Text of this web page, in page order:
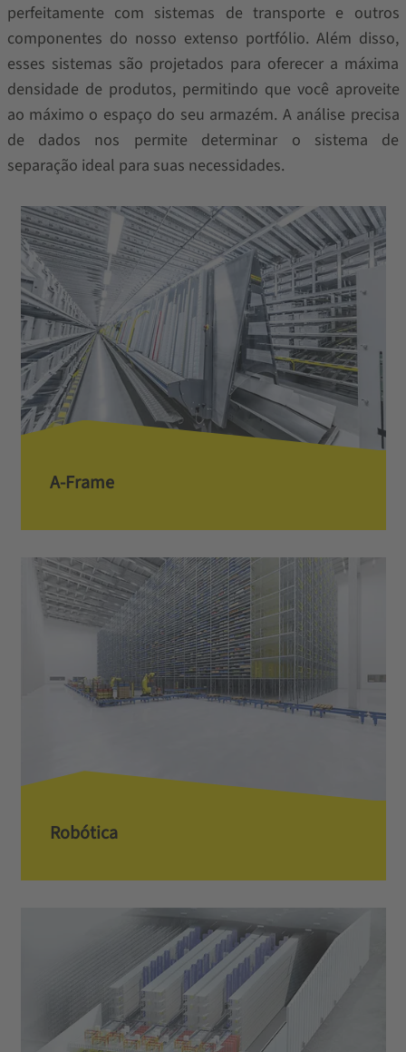
perfeitamente com sistemas de transporte e outros
componentes do nosso extenso portfólio. Além disso,
esses sistemas são projetados para oferecer a máxima
densidade de produtos, permitindo que você aproveite
ao máximo o espaço do seu armazém. A análise precisa
de dados nos permite determinar o sistema de
separação ideal para suas necessidades.
A-Frame
Robótica